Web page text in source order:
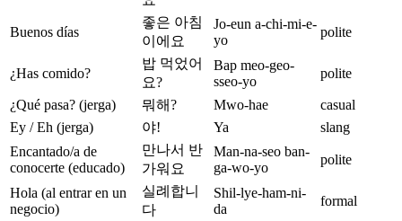
Buenos días
좋은 아침
이에요
Jo-eun a-chi-mi-e-
yo
polite
¿Has comido?
밥 먹었어
요?
Bap meo-geo-
sseo-yo
polite
¿Qué pasa? (jerga) 뭐해? Mwo-hae
casual
Ey / Eh (jerga)
야! Ya
slang
Encantado/a de
conocerte (educado)
만나서 반
가워요
Man-na-seo ban-
ga-wo-yo
polite
Hola (al entrar en un
negocio)
실례합니
다
Shil-lye-ham-ni-
da
formal